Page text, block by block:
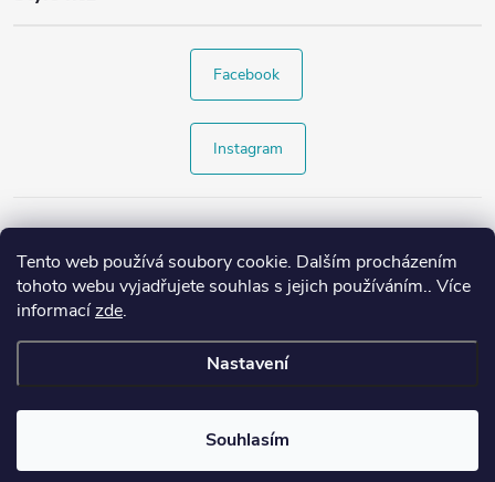
Tento web používá soubory cookie. Dalším procházením
tohoto webu vyjadřujete souhlas s jejich používáním.. Více
informacízde.
Nastavení
Souhlasím
Facebook
Instagram
Copyright 2026Style4.cz. Všechna práva vyhrazena.